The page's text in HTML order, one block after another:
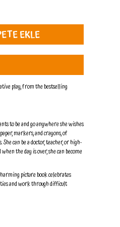
EKLE
play, from the bestselling
to be and go anywhere she wishes
markers, and crayons, of
can be a doctor, teacher, or high-
the day is over, she can become
picture book celebrates
and work through difficult